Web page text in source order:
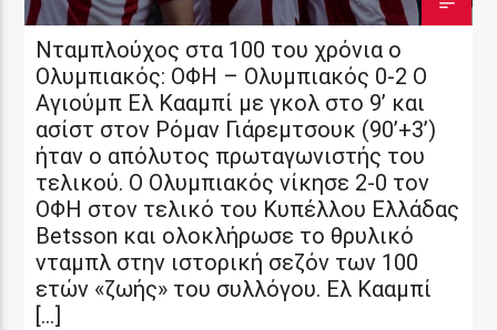
Νταμπλούχος στα 100 του χρόνια ο
Ολυμπιακός: ΟΦΗ – Ολυμπιακός 0-2 Ο
Αγιούμπ Ελ Κααμπί με γκολ στο 9’ και
ασίστ στον Ρόμαν Γιάρεμτσουκ (90’+3’)
ήταν ο απόλυτος πρωταγωνιστής του
τελικού. Ο Ολυμπιακός νίκησε 2-0 τον
ΟΦΗ στον τελικό του Κυπέλλου Ελλάδας
Betsson και ολοκλήρωσε το θρυλικό
νταμπλ στην ιστορική σεζόν των 100
ετών «ζωής» του συλλόγου. Ελ Κααμπί
[…]